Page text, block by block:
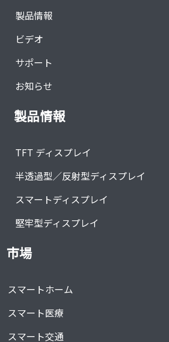
製品情報
ビデオ
サポート
お知らせ
製品情報
TFT ディスプレイ
半透過型／反射型ディスプレイ
スマートディスプレイ
堅牢型ディスプレイ
市場
スマートホーム
スマート医療
スマート交通